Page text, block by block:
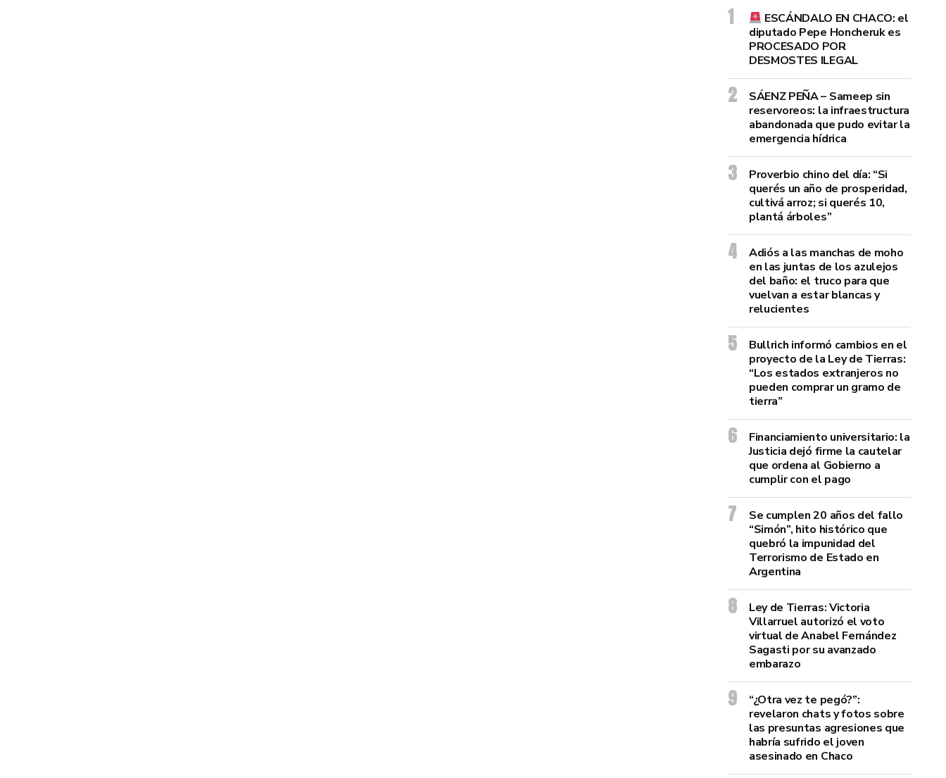
ESCÁNDALO EN CHACO: el
diputado Pepe Honcheruk es
PROCESADO POR
DESMOSTES ILEGAL
SÁENZ PEÑA – Sameep sin
reservoreos: la infraestructura
abandonada que pudo evitar la
emergencia hídrica
Proverbio chino del día: “Si
querés un año de prosperidad,
cultivá arroz; si querés 10,
plantá árboles”
Adiós a las manchas de moho
en las juntas de los azulejos
del baño: el truco para que
vuelvan a estar blancas y
relucientes
Bullrich informó cambios en el
proyecto de la Ley de Tierras:
“Los estados extranjeros no
pueden comprar un gramo de
tierra”
Financiamiento universitario: la
Justicia dejó firme la cautelar
que ordena al Gobierno a
cumplir con el pago
Se cumplen 20 años del fallo
“Simón”, hito histórico que
quebró la impunidad del
Terrorismo de Estado en
Argentina
Ley de Tierras: Victoria
Villarruel autorizó el voto
virtual de Anabel Fernández
Sagasti por su avanzado
embarazo
“¿Otra vez te pegó?”:
revelaron chats y fotos sobre
las presuntas agresiones que
habría sufrido el joven
asesinado en Chaco